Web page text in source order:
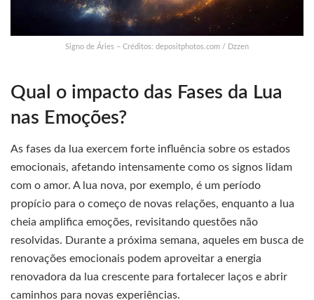
Signo de Áries – Créditos: depositphotos.com / Dzzen
Qual o impacto das Fases da Lua
nas Emoções?
As fases da lua exercem forte influência sobre os estados
emocionais, afetando intensamente como os signos lidam
com o amor. A lua nova, por exemplo, é um período
propício para o começo de novas relações, enquanto a lua
cheia amplifica emoções, revisitando questões não
resolvidas. Durante a próxima semana, aqueles em busca de
renovações emocionais podem aproveitar a energia
renovadora da lua crescente para fortalecer laços e abrir
caminhos para novas experiências.